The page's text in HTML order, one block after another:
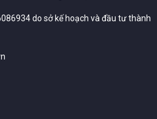
do sở kế hoạch và đầu tư thành